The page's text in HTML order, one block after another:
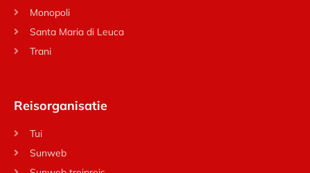
Monopoli
Santa Maria di Leuca
Trani
Reisorganisatie
Tui
Sunweb